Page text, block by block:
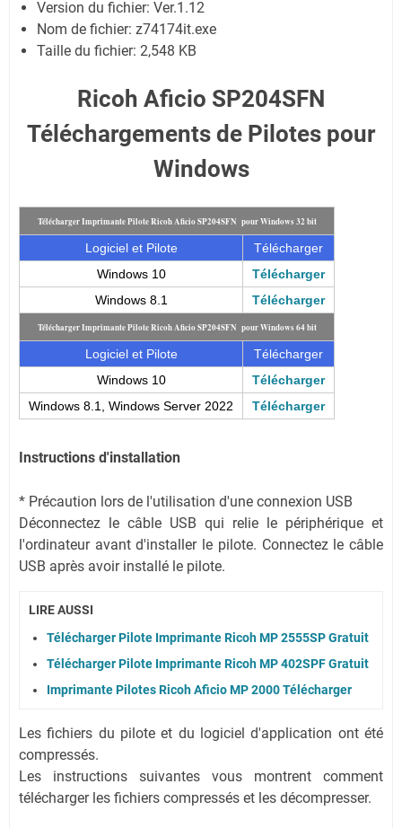
Version du fichier: Ver.1.12
Nom de fichier: z74174it.exe
Taille du fichier: 2,548 KB
Ricoh Aficio SP204SFN
Téléchargements de Pilotes pour
Windows
Télécharger Imprimante Pilote Ricoh Aficio SP204SFN pour Windows 32 bit
Logiciel et Pilote
Télécharger
Windows 10
Télécharger
Windows 8.1
Télécharger
Télécharger Imprimante Pilote Ricoh Aficio SP204SFN pour Windows 64 bit
Logiciel et Pilote
Télécharger
Windows 10
Télécharger
Windows 8.1, Windows Server 2022
Télécharger
Instructions d'installation
* Précaution lors de l'utilisation d'une connexion USB
Déconnectez le câble USB qui relie le périphérique et
l'ordinateur avant d'installer le pilote. Connectez le câble
USB après avoir installé le pilote.
LIRE AUSSI
Télécharger Pilote Imprimante Ricoh MP 2555SP Gratuit
Télécharger Pilote Imprimante Ricoh MP 402SPF Gratuit
Imprimante Pilotes Ricoh Aficio MP 2000 Télécharger
Les fichiers du pilote et du logiciel d'application ont été
compressés.
Les instructions suivantes vous montrent comment
télécharger les fichiers compressés et les décompresser.